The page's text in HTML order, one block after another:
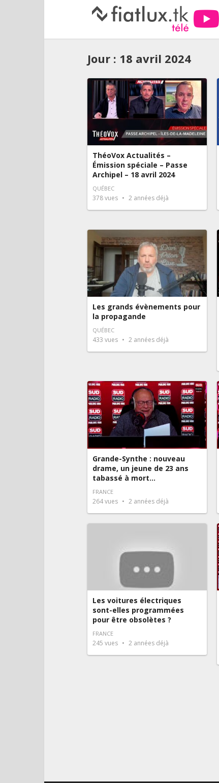
Jour : 18 avril 2024
ThéoVox Actualités –
Émission spéciale – Passe
Archipel – 18 avril 2024
QUÉBEC
378vues 2 années déjà
Les grands évènements pour
la propagande
QUÉBEC
433 vues 2 années déjà
Grande-Synthe : nouveau
drame, un jeune de 23 ans
tabassé à mort…
FRANCE
264vues 2 années déjà
Les voitures électriques
sont-elles programmées
pour être obsolètes ?
FRANCE
245 vues 2 années déjà